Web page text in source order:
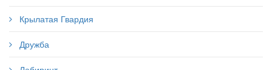
Крылатая Гвардия
Дружба